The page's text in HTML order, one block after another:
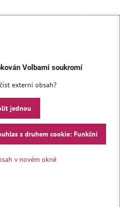
Volbami soukromí
externí obsah?
jednou
s druhem cookie: Funkční
v novém okně